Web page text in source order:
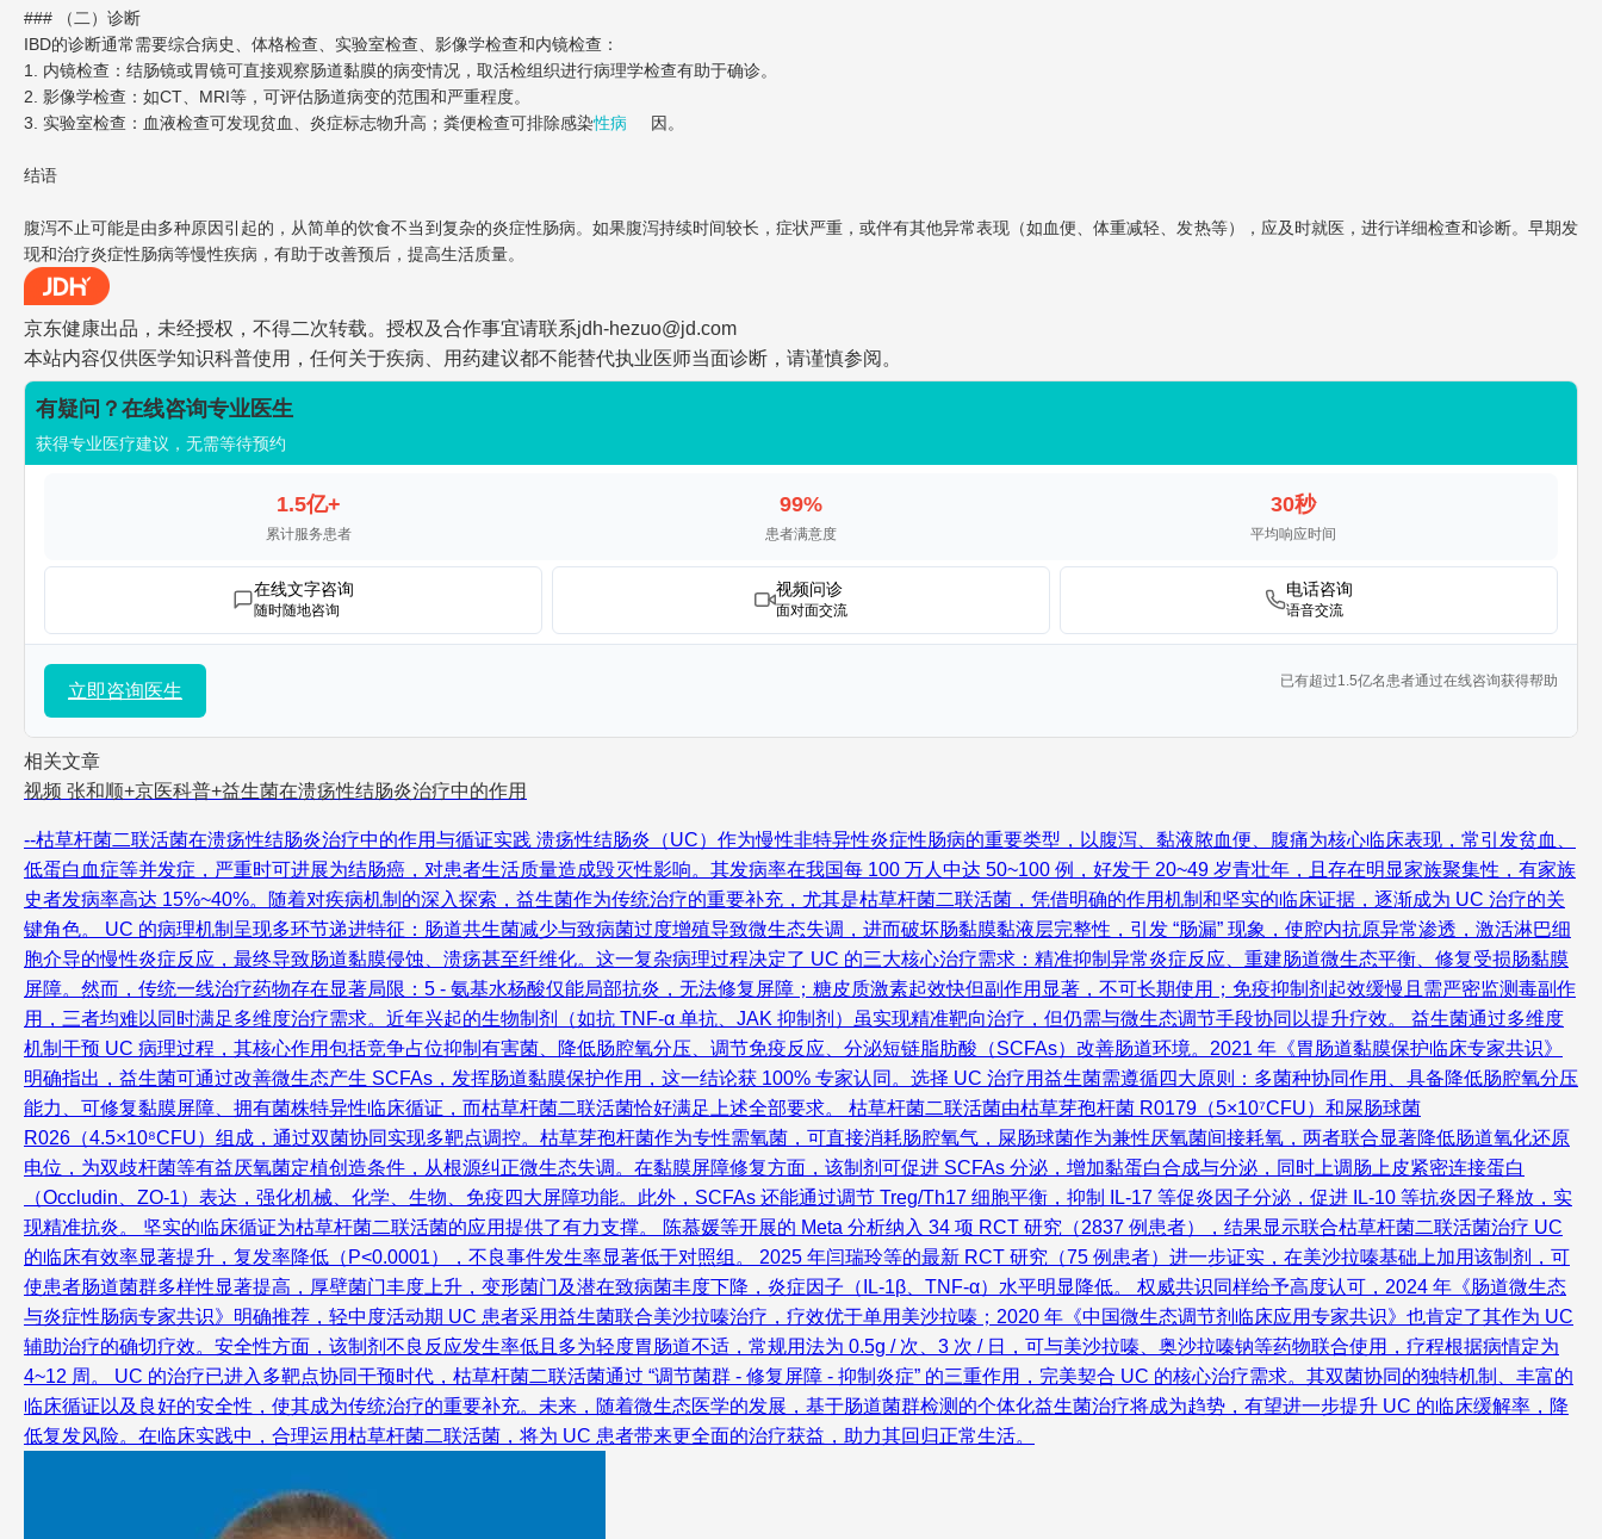
### （二）诊断
IBD的诊断通常需要综合病史、体格检查、实验室检查、影像学检查和内镜检查：
1. 内镜检查：结肠镜或胃镜可直接观察肠道黏膜的病变情况，取活检组织进行病理学检查有助于确诊。
2. 影像学检查：如CT、MRI等，可评估肠道病变的范围和严重程度。
3. 实验室检查：血液检查可发现贫血、炎症标志物升高；粪便检查可排除感染性病 因。
结语
腹泻不止可能是由多种原因引起的，从简单的饮食不当到复杂的炎症性肠病。如果腹泻持续时间较长，症状严重，或伴有其他异常表现（如血便、体重减轻、发热等），应及时就医，进行详细检查和诊断。早期发
现和治疗炎症性肠病等慢性疾病，有助于改善预后，提高生活质量。
京东健康出品，未经授权，不得二次转载。授权及合作事宜请联系jdh-hezuo@jd.com
本站内容仅供医学知识科普使用，任何关于疾病、用药建议都不能替代执业医师当面诊断，请谨慎参阅。
有疑问？在线咨询专业医生
获得专业医疗建议，无需等待预约
1.5亿+
累计服务患者
99%
患者满意度
30秒
平均响应时间
在线文字咨询
随时随地咨询
视频问诊
面对面交流
电话咨询
语音交流
立即咨询医生 已有超过1.5亿名患者通过在线咨询获得帮助
相关文章
视频 张和顺+京医科普+益生菌在溃疡性结肠炎治疗中的作用
--枯草杆菌二联活菌在溃疡性结肠炎治疗中的作用与循证实践 溃疡性结肠炎（UC）作为慢性非特异性炎症性肠病的重要类型，以腹泻、黏液脓血便、腹痛为核心临床表现，常引发贫血、
低蛋白血症等并发症，严重时可进展为结肠癌，对患者生活质量造成毁灭性影响。其发病率在我国每 100 万人中达 50~100 例，好发于 20~49 岁青壮年，且存在明显家族聚集性，有家族
史者发病率高达 15%~40%。随着对疾病机制的深入探索，益生菌作为传统治疗的重要补充，尤其是枯草杆菌二联活菌，凭借明确的作用机制和坚实的临床证据，逐渐成为 UC 治疗的关
键角色。 UC 的病理机制呈现多环节递进特征：肠道共生菌减少与致病菌过度增殖导致微生态失调，进而破坏肠黏膜黏液层完整性，引发 “肠漏” 现象，使腔内抗原异常渗透，激活淋巴细
胞介导的慢性炎症反应，最终导致肠道黏膜侵蚀、溃疡甚至纤维化。这一复杂病理过程决定了 UC 的三大核心治疗需求：精准抑制异常炎症反应、重建肠道微生态平衡、修复受损肠黏膜
屏障。然而，传统一线治疗药物存在显著局限：5 - 氨基水杨酸仅能局部抗炎，无法修复屏障；糖皮质激素起效快但副作用显著，不可长期使用；免疫抑制剂起效缓慢且需严密监测毒副作
用，三者均难以同时满足多维度治疗需求。近年兴起的生物制剂（如抗 TNF-α 单抗、JAK 抑制剂）虽实现精准靶向治疗，但仍需与微生态调节手段协同以提升疗效。 益生菌通过多维度
机制干预 UC 病理过程，其核心作用包括竞争占位抑制有害菌、降低肠腔氧分压、调节免疫反应、分泌短链脂肪酸（SCFAs）改善肠道环境。2021 年《胃肠道黏膜保护临床专家共识》
明确指出，益生菌可通过改善微生态产生 SCFAs，发挥肠道黏膜保护作用，这一结论获 100% 专家认同。选择 UC 治疗用益生菌需遵循四大原则：多菌种协同作用、具备降低肠腔氧分压
能力、可修复黏膜屏障、拥有菌株特异性临床循证，而枯草杆菌二联活菌恰好满足上述全部要求。 枯草杆菌二联活菌由枯草芽孢杆菌 R0179（5×10⁷CFU）和屎肠球菌
R026（4.5×10⁸CFU）组成，通过双菌协同实现多靶点调控。枯草芽孢杆菌作为专性需氧菌，可直接消耗肠腔氧气，屎肠球菌作为兼性厌氧菌间接耗氧，两者联合显著降低肠道氧化还原
电位，为双歧杆菌等有益厌氧菌定植创造条件，从根源纠正微生态失调。在黏膜屏障修复方面，该制剂可促进 SCFAs 分泌，增加黏蛋白合成与分泌，同时上调肠上皮紧密连接蛋白
（Occludin、ZO-1）表达，强化机械、化学、生物、免疫四大屏障功能。此外，SCFAs 还能通过调节 Treg/Th17 细胞平衡，抑制 IL-17 等促炎因子分泌，促进 IL-10 等抗炎因子释放，实
现精准抗炎。 坚实的临床循证为枯草杆菌二联活菌的应用提供了有力支撑。 陈慕媛等开展的 Meta 分析纳入 34 项 RCT 研究（2837 例患者），结果显示联合枯草杆菌二联活菌治疗 UC
的临床有效率显著提升，复发率降低（P<0.0001），不良事件发生率显著低于对照组。 2025 年闫瑞玲等的最新 RCT 研究（75 例患者）进一步证实，在美沙拉嗪基础上加用该制剂，可
使患者肠道菌群多样性显著提高，厚壁菌门丰度上升，变形菌门及潜在致病菌丰度下降，炎症因子（IL-1β、TNF-α）水平明显降低。 权威共识同样给予高度认可，2024 年《肠道微生态
与炎症性肠病专家共识》明确推荐，轻中度活动期 UC 患者采用益生菌联合美沙拉嗪治疗，疗效优于单用美沙拉嗪；2020 年《中国微生态调节剂临床应用专家共识》也肯定了其作为 UC
辅助治疗的确切疗效。安全性方面，该制剂不良反应发生率低且多为轻度胃肠道不适，常规用法为 0.5g / 次、3 次 / 日，可与美沙拉嗪、奥沙拉嗪钠等药物联合使用，疗程根据病情定为
4~12 周。 UC 的治疗已进入多靶点协同干预时代，枯草杆菌二联活菌通过 “调节菌群 - 修复屏障 - 抑制炎症” 的三重作用，完美契合 UC 的核心治疗需求。其双菌协同的独特机制、丰富的
临床循证以及良好的安全性，使其成为传统治疗的重要补充。未来，随着微生态医学的发展，基于肠道菌群检测的个体化益生菌治疗将成为趋势，有望进一步提升 UC 的临床缓解率，降
低复发风险。在临床实践中，合理运用枯草杆菌二联活菌，将为 UC 患者带来更全面的治疗获益，助力其回归正常生活。